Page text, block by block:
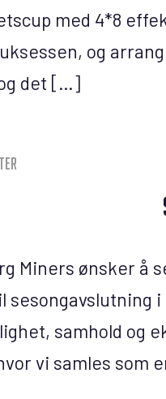
med 4*8
og
det […]
Miners ønsker å
sesongavslutning
samhold og
vi samles som